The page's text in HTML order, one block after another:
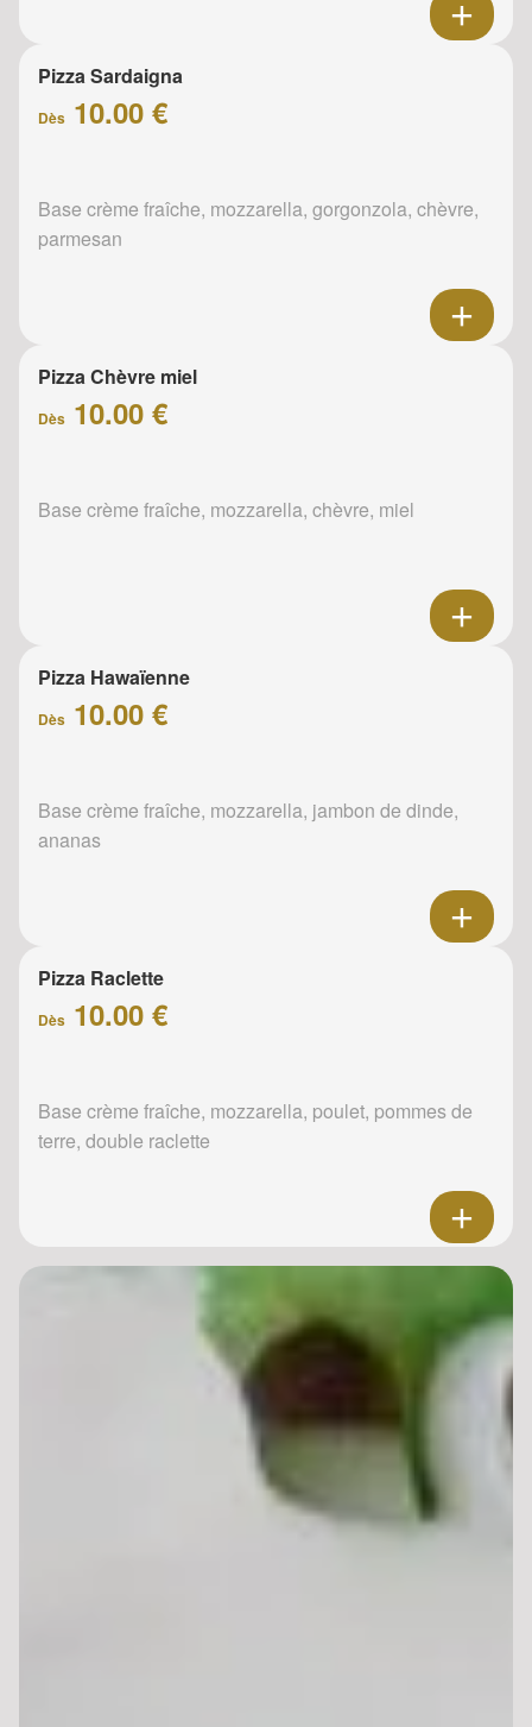
Pizza Sardaigna
Dès 10.00 €
Base crème fraîche, mozzarella, gorgonzola, chèvre,
parmesan
Pizza Chèvre miel
Dès 10.00 €
Base crème fraîche, mozzarella, chèvre, miel
Pizza Hawaïenne
Dès 10.00 €
Base crème fraîche, mozzarella, jambon de dinde,
ananas
Pizza Raclette
Dès 10.00 €
Base crème fraîche, mozzarella, poulet, pommes de
terre, double raclette